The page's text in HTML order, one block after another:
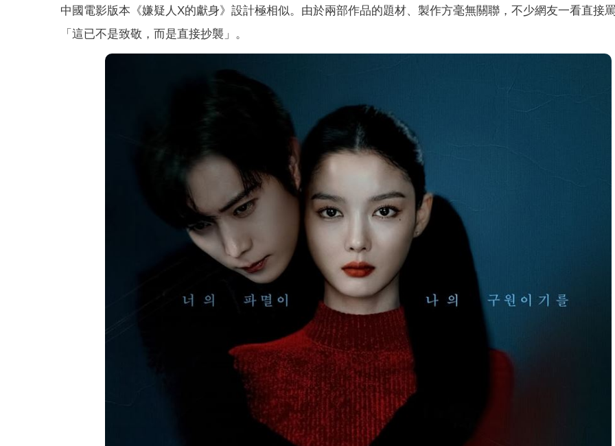
中國電影版本《嫌疑人X的獻身》設計極相似。由於兩部作品的題材、製作方毫無關聯，不少網友一看直接
「這已不是致敬，而是直接抄襲」。